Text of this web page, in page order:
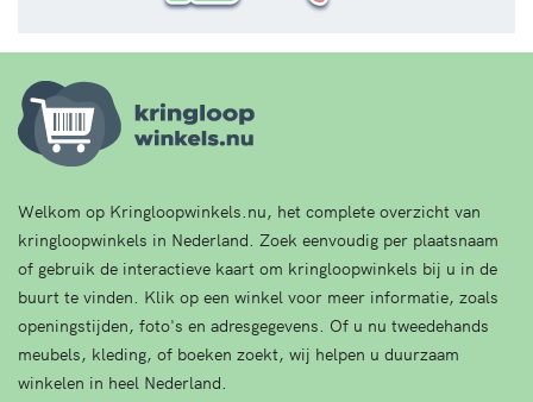
Welkom op Kringloopwinkels.nu, het complete overzicht van
kringloopwinkels in Nederland. Zoek eenvoudig per plaatsnaam
of gebruik de interactieve kaart om kringloopwinkels bij u in de
buurt te vinden. Klik op een winkel voor meer informatie, zoals
openingstijden, foto's en adresgegevens. Of u nu tweedehands
meubels, kleding, of boeken zoekt, wij helpen u duurzaam
winkelen in heel Nederland.